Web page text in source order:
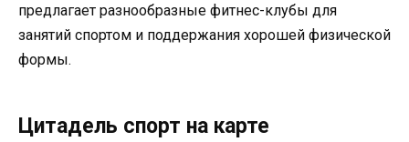
предлагает разнообразные фитнес-клубы для
занятий спортом и поддержания хорошей физической
формы.
Цитадель спорт на карте